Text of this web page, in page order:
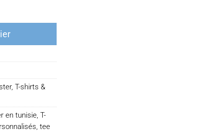
, T-shirts &
en tunisie, T-
, tee